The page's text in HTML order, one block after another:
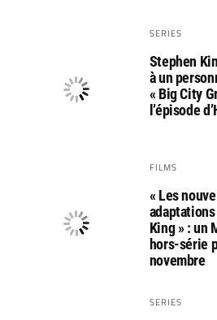
SERIES
Stephen
à un
« Big City
l’épisode
FILMS
« Les
King » : un
hors-série
novembre
SERIES